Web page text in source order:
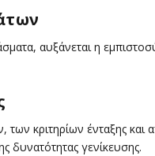
αυξάνεται η
κριτηρίων ένταξης και
δυνατότητας γενίκευσης.